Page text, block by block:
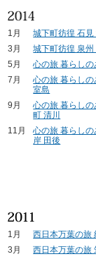
1月
城下町彷徨 石見
3月
城下町彷徨 泉州
5月
心の旅 暮らし
7月
心の旅 暮らし
室島
9月
心の旅 暮らし
町 清川
11月
心の旅 暮らし
岸 田後
1月
西日本万葉の旅
3月
西日本万葉の旅